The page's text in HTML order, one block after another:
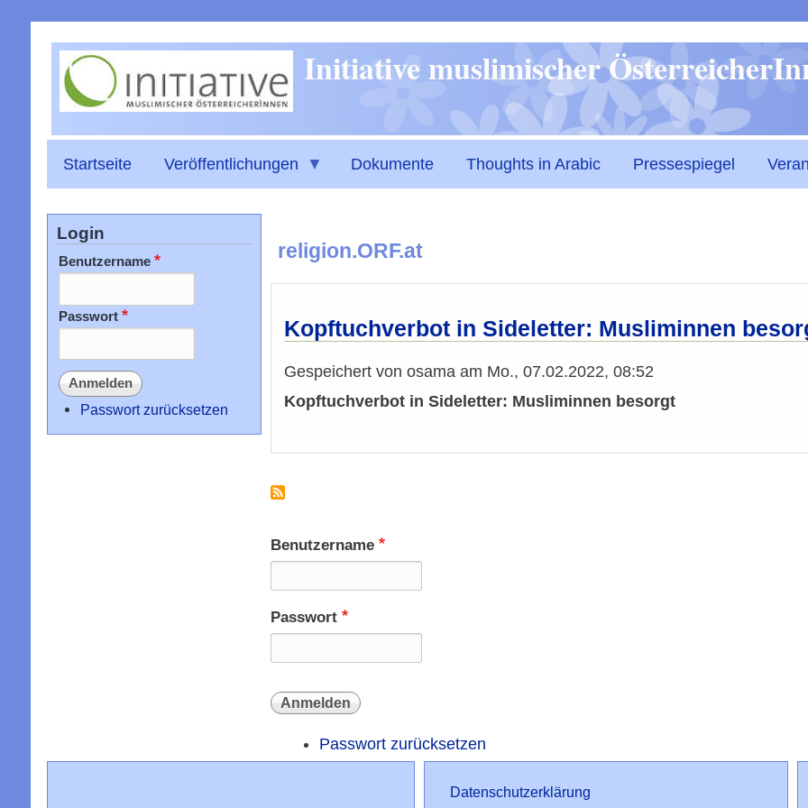
zum
Inhalt
Initiative muslimischer
Startseite Veröffentlichungen Dokumente Thoughts in Arabic Pressespiegel
religion.ORF.at
Kopftuchverbot in Sideletter: Musliminnen
Gespeichert von osamaam Mo., 07.02.2022, 08:52
Kopftuchverbot in Sideletter: Musliminnen besorgt
Benutzername
Passwort
Passwort zurücksetzen
Login
Benutzername
Passwort
Passwort zurücksetzen
Datenschutz
Datenschutzerklärung